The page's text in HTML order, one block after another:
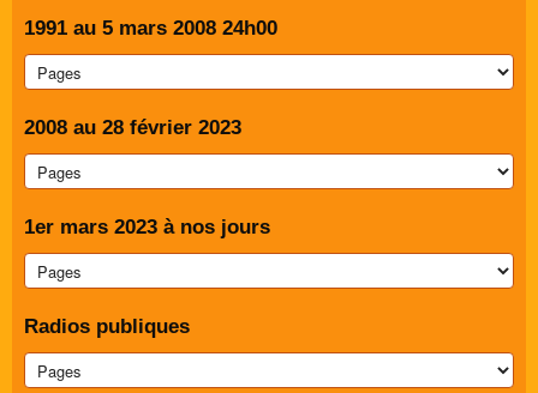
1991 au 5 mars 2008 24h00
2008 au 28 février 2023
1er mars 2023 à nos jours
Radios publiques